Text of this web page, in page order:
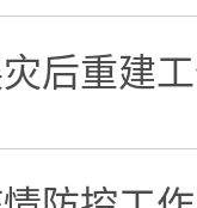
后重建